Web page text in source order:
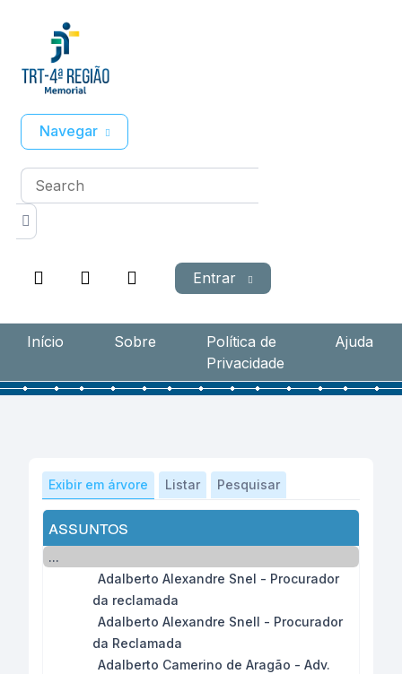
Navegar
Entrar
Início Sobre
Política de
Privacidade
Ajuda
Exibir em árvore Listar Pesquisar
assuntos
...
Adalberto Alexandre Snel - Procurador
da reclamada
Adalberto Alexandre Snell - Procurador
da Reclamada
Adalberto Camerino de Aragão - Adv.